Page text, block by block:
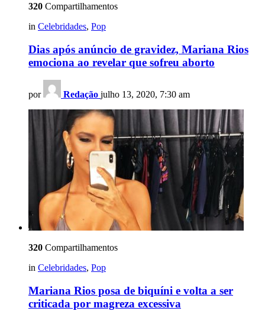
320 Compartilhamentos
in Celebridades, Pop
Dias após anúncio de gravidez, Mariana Rios
emociona ao revelar que sofreu aborto
por Redação julho 13, 2020, 7:30 am
320 Compartilhamentos
in Celebridades, Pop
Mariana Rios posa de biquíni e volta a ser
criticada por magreza excessiva